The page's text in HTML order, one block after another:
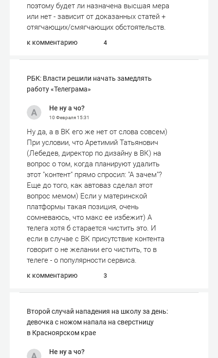
поэтому будет ли назначена высшая мера
или нет - зависит от доказанных статей +
отягчающих/смягчающих обстоятельств.
к комментарию 4
РБК: Власти решили начать замедлять
работу «Телеграма»
Не ну а чо?
10 Февраля15:31
Ну да, а в ВК его же нет от слова совсем)
При условии, что Аретимий Татьянович
(Лебедев, директор по дизайну в ВК) на
вопрос о том, когда планируют удалить
этот "контент" прямо спросил: "А зачем"?
Еще до того, как автоваз сделал этот
вопрос мемом) Если у материнской
платформы такая позиция, очень
сомневаюсь, что макс ее избежит) А
телега хотя б старается чистить это. И
если в случае с ВК присутствие контента
говорит о не желании его чистить, то в
телеге - о популярности сервиса.
к комментарию 3
Второй случай нападения на школу за день:
девочка с ножом напала на сверстницу
в Красноярском крае
Не ну а чо?